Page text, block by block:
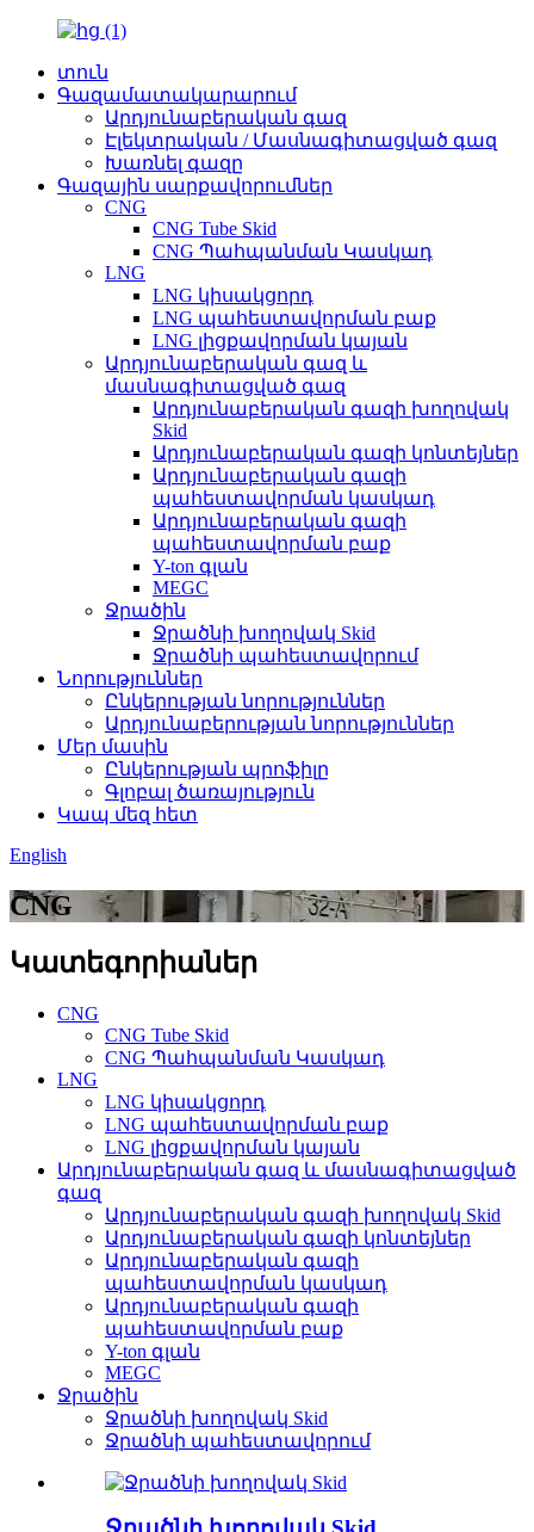
տուն
Գազամատակարարում
Արդյունաբերական գազ
Էլեկտրական / Մասնագիտացված գազ
Խառնել գազը
Գազային սարքավորումներ
CNG
CNG Tube Skid
CNG Պահպանման Կասկադ
LNG
LNG կիսակցորդ
LNG պահեստավորման բաք
LNG լիցքավորման կայան
Արդյունաբերական գազ և
մասնագիտացված գազ
Արդյունաբերական գազի խողովակ
Skid
Արդյունաբերական գազի կոնտեյներ
Արդյունաբերական գազի
պահեստավորման կասկադ
Արդյունաբերական գազի
պահեստավորման բաք
Y-ton գլան
MEGC
Ջրածին
Ջրածնի խողովակ Skid
Ջրածնի պահեստավորում
Նորություններ
Ընկերության նորություններ
Արդյունաբերության նորություններ
Մեր մասին
Ընկերության պրոֆիլը
Գլոբալ ծառայություն
Կապ մեզ հետ
English
CNG
Կատեգորիաներ
CNG
CNG Tube Skid
CNG Պահպանման Կասկադ
LNG
LNG կիսակցորդ
LNG պահեստավորման բաք
LNG լիցքավորման կայան
Արդյունաբերական գազ և մասնագիտացված
գազ
Արդյունաբերական գազի խողովակ Skid
Արդյունաբերական գազի կոնտեյներ
Արդյունաբերական գազի
պահեստավորման կասկադ
Արդյունաբերական գազի
պահեստավորման բաք
Y-ton գլան
MEGC
Ջրածին
Ջրածնի խողովակ Skid
Ջրածնի պահեստավորում